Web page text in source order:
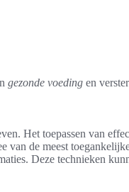
gezonde voeding en
Het toepassen van
van de meest
Deze technieken